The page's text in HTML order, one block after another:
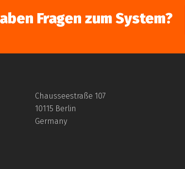
Fragen zum System?
Chausseestraße 107
10115 Berlin
Germany